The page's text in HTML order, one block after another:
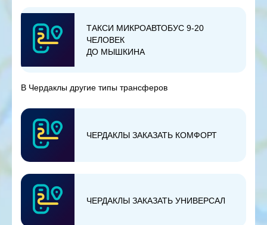
ТАКСИ МИКРОАВТОБУС 9-20
ЧЕЛОВЕК
ДО МЫШКИНА
В Чердаклы другие типы трансферов
ЧЕРДАКЛЫ ЗАКАЗАТЬ КОМФОРТ
ЧЕРДАКЛЫ ЗАКАЗАТЬ УНИВЕРСАЛ